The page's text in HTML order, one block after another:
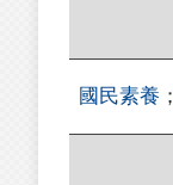
國民素養 ；